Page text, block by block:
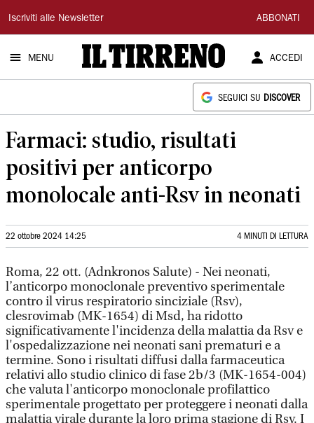
Il
Tirreno
Iscriviti alle Newsletter ABBONATI
MENU ACCEDI
SEGUICI SU DISCOVER
Farmaci: studio, risultati
positivi per anticorpo
monolocale anti-Rsv in neonati
22 ottobre 2024 14:25 4 MINUTI DI LETTURA
Roma, 22 ott. (Adnkronos Salute) - Nei neonati,
l’anticorpo monoclonale preventivo sperimentale
contro il virus respiratorio sinciziale (Rsv),
clesrovimab (MK-1654) di Msd, ha ridotto
significativamente l'incidenza della malattia da Rsv e
l'ospedalizzazione nei neonati sani prematuri e a
termine. Sono i risultati diffusi dalla farmaceutica
relativi allo studio clinico di fase 2b/3 (MK-1654-004)
che valuta l'anticorpo monoclonale profilattico
sperimentale progettato per proteggere i neonati dalla
malattia virale durante la loro prima stagione di Rsv. I